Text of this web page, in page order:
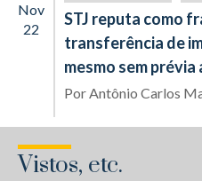
Nov
22
STJ reputa como
transferência de
mesmo sem
PorAntônio Carlos
Vistos, etc.